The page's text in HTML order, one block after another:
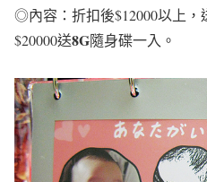
◎內容：折扣後$12000以上，
$20000送8G隨身碟一入。